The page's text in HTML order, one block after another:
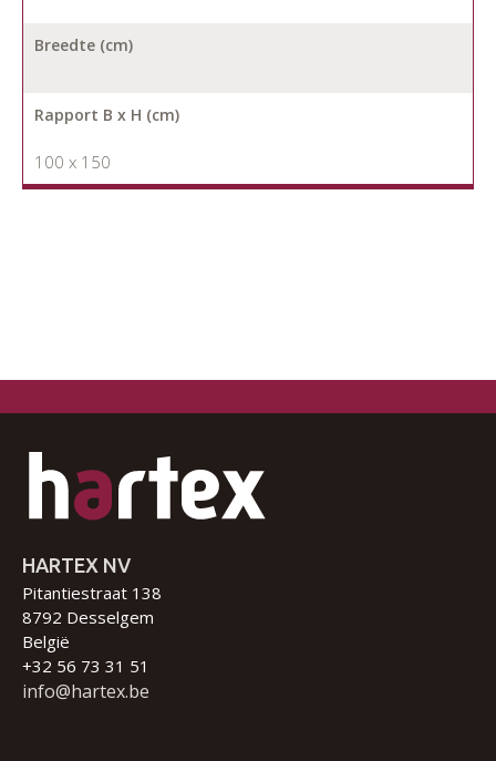
Breedte (cm)
Rapport B x H (cm)
100 x 150
HARTEX NV
Pitantiestraat 138
8792 Desselgem
België
+32 56 73 31 51
info@hartex.be